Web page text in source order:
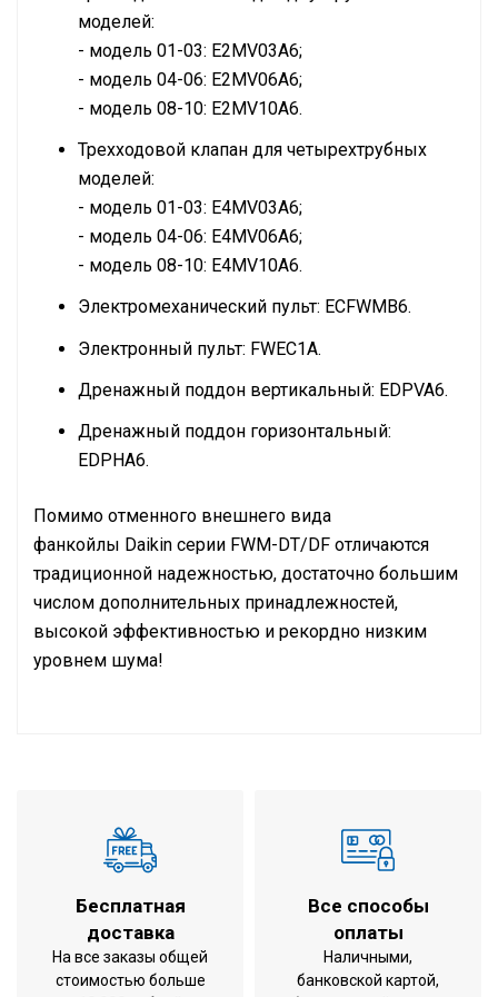
моделей:
- модель 01-03: E2MV03A6;
- модель 04-06: E2MV06A6;
- модель 08-10: E2MV10A6.
Трехходовой клапан для четырехтрубных
моделей:
- модель 01-03: E4MV03A6;
- модель 04-06: E4MV06A6;
- модель 08-10: E4MV10A6.
Электромеханический пульт: ECFWMB6.
Электронный пульт: FWEC1A.
Дренажный поддон вертикальный: EDPVA6.
Дренажный поддон горизонтальный:
EDPHA6.
Помимо отменного внешнего вида
фанкойлы Daikin серии FWM-DT/DF отличаются
традиционной надежностью, достаточно большим
числом дополнительных принадлежностей,
высокой эффективностью и рекордно низким
уровнем шума!
Тип внутреннего блока
подпотолочный
Холодопроизводительность
6,71 кВт
Теплопроизводительность
7,83 кВт
Габариты внутреннего блока
535x1214x249
мм (ВхШхГ)
Бесплатная
доставка
На все заказы общей
стоимостью больше
Все способы
оплаты
Наличными,
банковской картой,